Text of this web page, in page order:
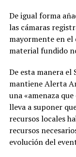
De igual forma
las cámaras
mayormente en el
material fundido
De esta manera el
mantiene Alerta
una «amenaza
lleva a suponer
recursos locales
recursos
evolución del